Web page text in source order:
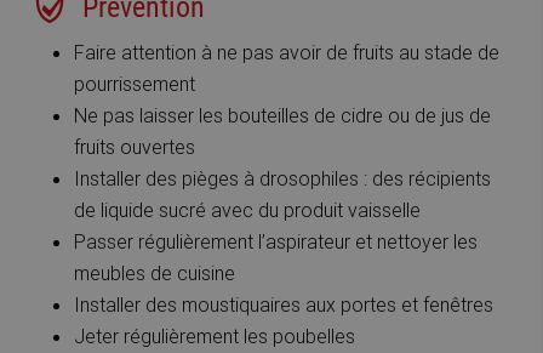
Prévention
Faire attention à ne pas avoir de fruits au stade de
pourrissement
Ne pas laisser les bouteilles de cidre ou de jus de
fruits ouvertes
Installer des pièges à drosophiles : des récipients
de liquide sucré avec du produit vaisselle
Passer régulièrement l’aspirateur et nettoyer les
meubles de cuisine
Installer des moustiquaires aux portes et fenêtres
Jeter régulièrement les poubelles